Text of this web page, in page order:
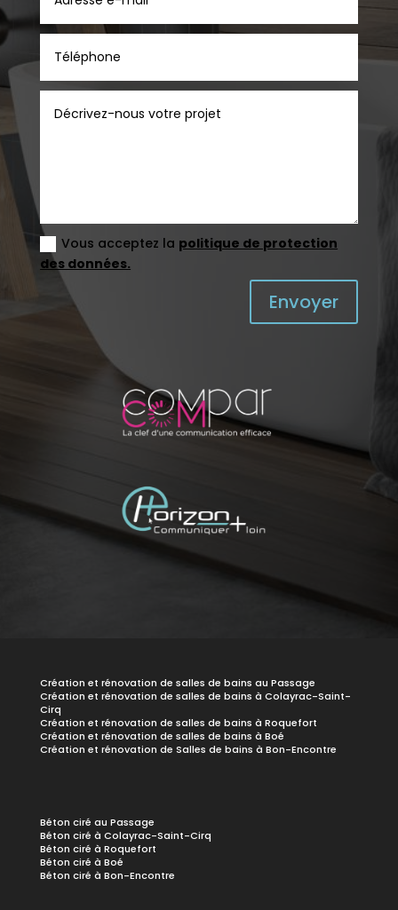
Vous acceptez la politique de protection
des données.
Envoyer
Création et rénovation de salles de bains au Passage
Création et rénovation de salles de bains à Colayrac-Saint-
Cirq
Création et rénovation de salles de bains à Roquefort
Création et rénovation de salles de bains à Boé
Création et rénovation de Salles de bains à Bon-Encontre
Béton ciré au Passage
Béton ciré à Colayrac-Saint-Cirq
Béton ciré à Roquefort
Béton ciré à Boé
Béton ciré à Bon-Encontre